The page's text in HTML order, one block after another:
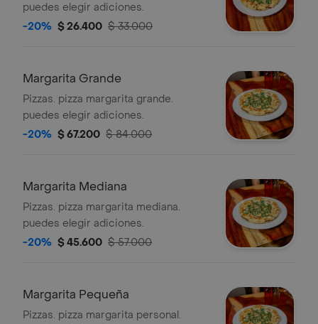
puedes elegir adiciones.
-20% $ 26.400 $ 33.000
Margarita Grande
Pizzas. pizza margarita grande.
puedes elegir adiciones.
-20% $ 67.200 $ 84.000
Margarita Mediana
Pizzas. pizza margarita mediana.
puedes elegir adiciones.
-20% $ 45.600 $ 57.000
Margarita Pequeña
Pizzas. pizza margarita personal.